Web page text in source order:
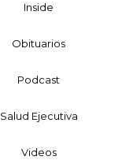
Inside
Obituarios
Podcast
Salud Ejecutiva
Videos